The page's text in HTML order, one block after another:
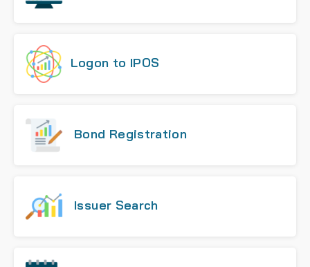
Logon to IPOS
Bond Registration
Issuer Search